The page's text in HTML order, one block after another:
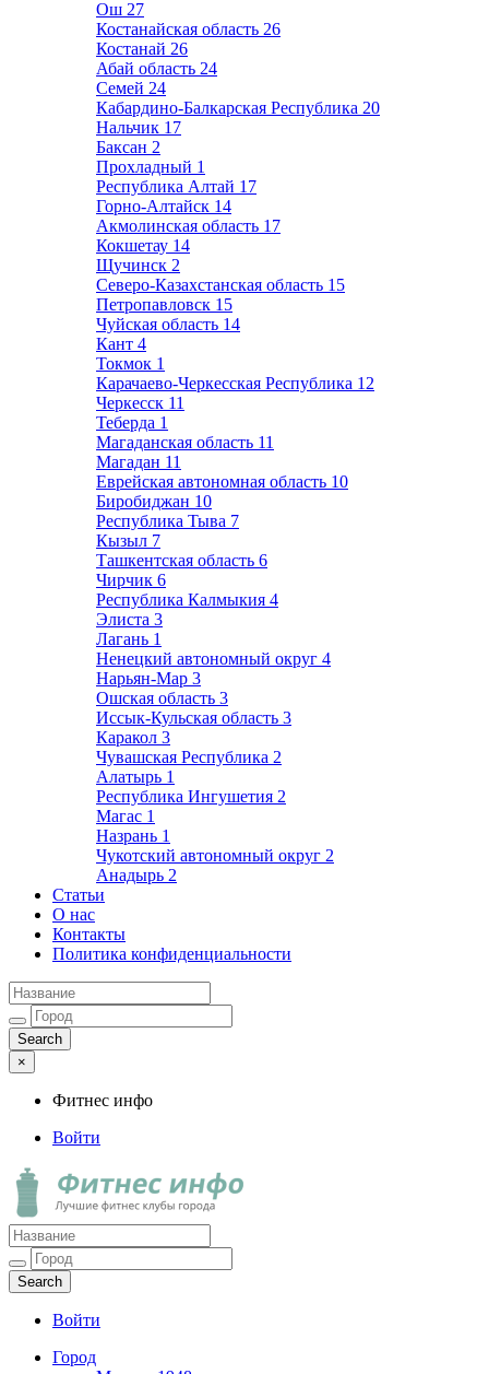
Ош 27
Костанайская область 26
Костанай 26
Абай область 24
Семей 24
Кабардино-Балкарская Республика 20
Нальчик 17
Баксан 2
Прохладный 1
Республика Алтай 17
Горно-Алтайск 14
Акмолинская область 17
Кокшетау 14
Щучинск 2
Северо-Казахстанская область 15
Петропавловск 15
Чуйская область 14
Кант 4
Токмок 1
Карачаево-Черкесская Республика 12
Черкесск 11
Теберда 1
Магаданская область 11
Магадан 11
Еврейская автономная область 10
Биробиджан 10
Республика Тыва 7
Кызыл 7
Ташкентская область 6
Чирчик 6
Республика Калмыкия 4
Элиста 3
Лагань 1
Ненецкий автономный округ 4
Нарьян-Мар 3
Ошская область 3
Иссык-Кульская область 3
Каракол 3
Чувашская Республика 2
Алатырь 1
Республика Ингушетия 2
Магас 1
Назрань 1
Чукотский автономный округ 2
Анадырь 2
Статьи
О нас
Контакты
Политика конфиденциальности
×
Фитнес инфо
Войти
Фитнес инфо
Лучшие фитнес клубы города
Войти
Город